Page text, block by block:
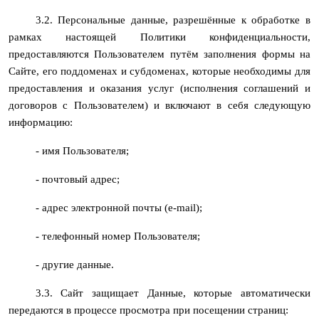
3.2. Персональные данные, разрешённые к обработке в
рамках настоящей Политики конфиденциальности,
предоставляются Пользователем путём заполнения формы на
Сайте, его поддоменах и субдоменах, которые необходимы для
предоставления и оказания услуг (исполнения соглашений и
договоров с Пользователем) и включают в себя следующую
информацию:
- имя Пользователя;
- почтовый адрес;
- адрес электронной почты (e-mail);
- телефонный номер Пользователя;
- другие данные.
3.3. Сайт защищает Данные, которые автоматически
передаются в процессе просмотра при посещении страниц: